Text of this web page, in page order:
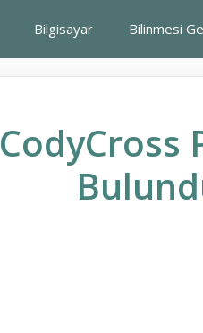
Bilgisayar Bilinmesi
CodyCross